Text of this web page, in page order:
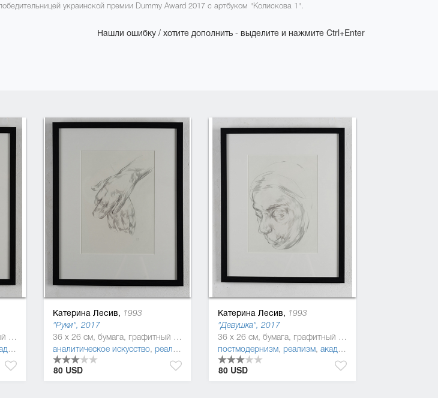
украинской премии Dummy Award 2017 с артбуком "Колискова 1".
Нашли ошибку / хотите дополнить - выделите и нажмите Ctrl+Enter
56 x 45 см, бумага, графитный карандаш
фигуратив
Катерина Лесив, 1993
"Руки", 2017
36 x 26 см, бумага, графитный карандаш
аналитическое искусство, реализм постмодернизм
80 USD
Катерина Лесив, 1993
"Девушка", 2017
36 x 26 см, бумага, графитный карандаш
постмодернизм, реализм, академизм
80 USD